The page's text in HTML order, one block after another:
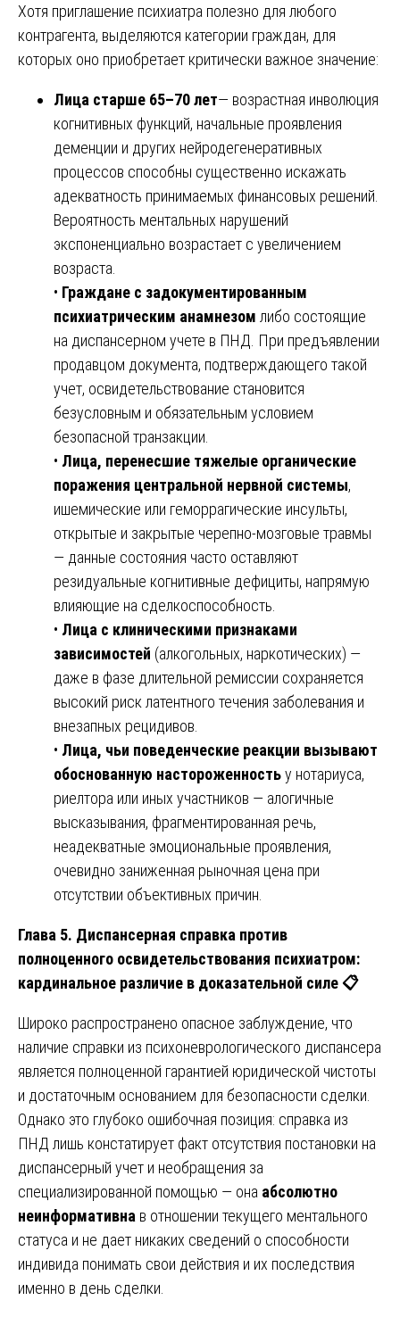
Хотя приглашение психиатра полезно для любого
контрагента, выделяются категории граждан, для
которых оно приобретает критически важное значение:
Лица старше 65–70 лет— возрастная инволюция
когнитивных функций, начальные проявления
деменции и других нейродегенеративных
процессов способны существенно искажать
адекватность принимаемых финансовых решений.
Вероятность ментальных нарушений
экспоненциально возрастает с увеличением
возраста.
• Граждане с задокументированным
психиатрическим анамнезом либо состоящие
на диспансерном учете в ПНД. При предъявлении
продавцом документа, подтверждающего такой
учет, освидетельствование становится
безусловным и обязательным условием
безопасной транзакции.
• Лица, перенесшие тяжелые органические
поражения центральной нервной системы,
ишемические или геморрагические инсульты,
открытые и закрытые черепно-мозговые травмы
— данные состояния часто оставляют
резидуальные когнитивные дефициты, напрямую
влияющие на сделкоспособность.
• Лица с клиническими признаками
зависимостей (алкогольных, наркотических) —
даже в фазе длительной ремиссии сохраняется
высокий риск латентного течения заболевания и
внезапных рецидивов.
• Лица, чьи поведенческие реакции вызывают
обоснованную настороженностьу нотариуса,
риелтора или иных участников — алогичные
высказывания, фрагментированная речь,
неадекватные эмоциональные проявления,
очевидно заниженная рыночная цена при
отсутствии объективных причин.
Глава 5. Диспансерная справка против
полноценного освидетельствования психиатром:
кардинальное различие в доказательной силе📋
Широко распространено опасное заблуждение, что
наличие справки из психоневрологического диспансера
является полноценной гарантией юридической чистоты
и достаточным основанием для безопасности сделки.
Однако это глубоко ошибочная позиция: справка из
ПНД лишь констатирует факт отсутствия постановки на
диспансерный учет и необращения за
специализированной помощью — она абсолютно
неинформативна в отношении текущего ментального
статуса и не дает никаких сведений о способности
индивида понимать свои действия и их последствия
именно в день сделки.